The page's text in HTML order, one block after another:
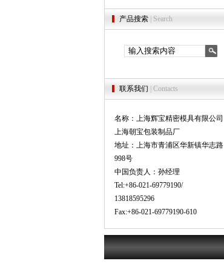
产品搜索 | Search
联系我们 | Contacts
名称：上海辉宝精密模具有限公司
上海朝宝包装制品厂
地址：上海市青浦区华新镇华志路
998号
中国负责人：孙经理
Tel:+86-021-69779190/
13818595296
Fax:+86-021-69779190-610